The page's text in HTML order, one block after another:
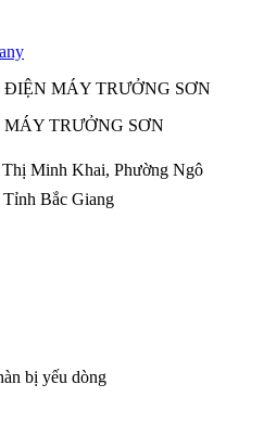
MÁY TRƯỞNG SƠN
TRƯỞNG SƠN
Minh Khai, Phường Ngô
Bắc Giang